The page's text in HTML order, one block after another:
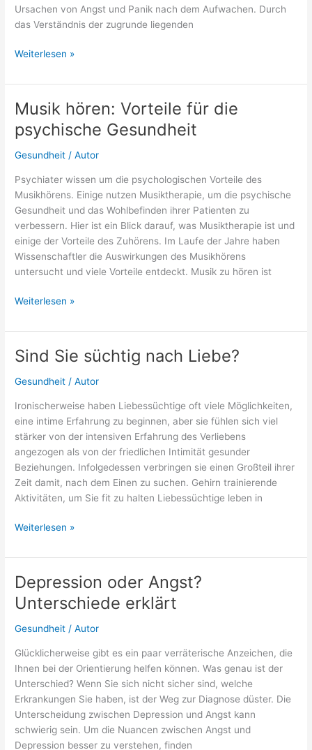
Ursachen von Angst und Panik nach dem Aufwachen. Durch
das Verständnis der zugrunde liegenden
Angst
Panik
nach
dem
Aufwachen:
kommt
das?
Weiterlesen »
Musik hören: Vorteile für die
psychische Gesundheit
Gesundheit /Autor
Psychiater wissen um die psychologischen Vorteile des
Musikhörens. Einige nutzen Musiktherapie, um die psychische
Gesundheit und das Wohlbefinden ihrer Patienten zu
verbessern. Hier ist ein Blick darauf, was Musiktherapie ist und
einige der Vorteile des Zuhörens. Im Laufe der Jahre haben
Wissenschaftler die Auswirkungen des Musikhörens
untersucht und viele Vorteile entdeckt. Musik zu hören ist
Musik
Vorteile
für
die
psychische
Weiterlesen »
Sind Sie süchtig nach Liebe?
Gesundheit /Autor
Ironischerweise haben Liebessüchtige oft viele Möglichkeiten,
eine intime Erfahrung zu beginnen, aber sie fühlen sich viel
stärker von der intensiven Erfahrung des Verliebens
angezogen als von der friedlichen Intimität gesunder
Beziehungen. Infolgedessen verbringen sie einen Großteil ihrer
Zeit damit, nach dem Einen zu suchen. Gehirn trainierende
Aktivitäten, um Sie fit zu halten Liebessüchtige leben in
Sind
süchtig
nach
Liebe?
Weiterlesen »
Depression oder Angst?
Unterschiede erklärt
Gesundheit /Autor
Glücklicherweise gibt es ein paar verräterische Anzeichen, die
Ihnen bei der Orientierung helfen können. Was genau ist der
Unterschied? Wenn Sie sich nicht sicher sind, welche
Erkrankungen Sie haben, ist der Weg zur Diagnose düster. Die
Unterscheidung zwischen Depression und Angst kann
schwierig sein. Um die Nuancen zwischen Angst und
Depression besser zu verstehen, finden